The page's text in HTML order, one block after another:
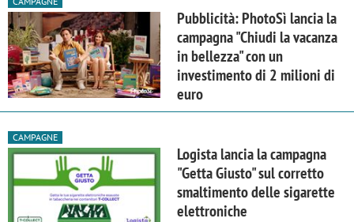
Pubblicità: PhotoSì lancia la
campagna "Chiudi la vacanza
in bellezza" con un
investimento di 2 milioni di
euro
CAMPAGNE
Logista lancia la campagna
"Getta Giusto" sul corretto
smaltimento delle sigarette
elettroniche